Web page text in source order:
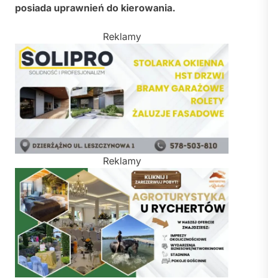
posiada uprawnień do kierowania.
Reklamy
Reklamy